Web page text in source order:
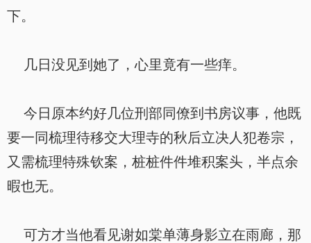
下。
几日没见到她了，心里竟有一些痒。
今日原本约好几位刑部同僚到书房议事，他既
要一同梳理待移交大理寺的秋后立决人犯卷宗，
又需梳理特殊钦案，桩桩件件堆积案头，半点余
暇也无。
可方才当他看见谢如棠单薄身影立在雨廊，那